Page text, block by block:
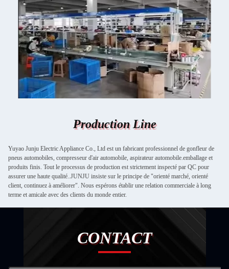
Production Line
Yuyao Junju Electric Appliance Co., Ltd est un fabricant professionnel de gonfleur de
pneus automobiles, compresseur d'air automobile, aspirateur automobile.emballage et
produits finis. Tout le processus de production est strictement inspecté par QC pour
assurer une haute qualité..JUNJU insiste sur le principe de "orienté marché, orienté
client, continuez à améliorer". Nous espérons établir une relation commerciale à long
terme et amicale avec des clients du monde entier.
CONTACT